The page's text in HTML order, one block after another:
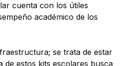
cuenta con los útiles
académico de los
se trata de estar
de estos kits escolares busca